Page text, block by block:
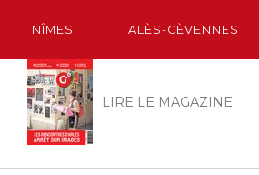
NÎMES ALÈS-CÈVENNES
LIRE LE MAGAZINE